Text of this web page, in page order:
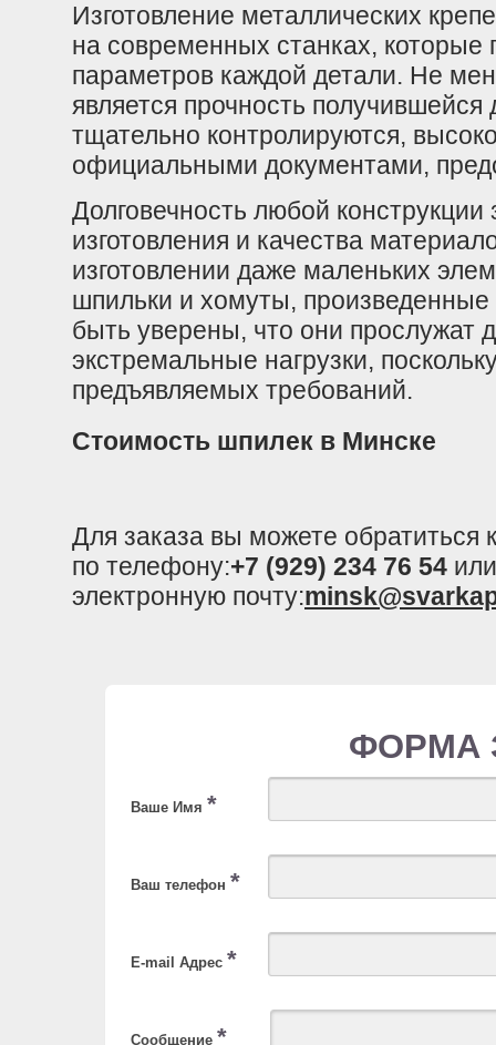
Изготовление металлических
на современных станках, которые
параметров каждой детали. Не
является прочность получившейся
тщательно контролируются,
официальными документами,
Долговечность любой конструкции
изготовления и качества
изготовлении даже маленьких
шпильки и хомуты,
быть уверены, что они прослужат
экстремальные нагрузки,
предъявляемых требований.
Стоимость шпилек в Минске
Для заказа вы можете
по телефону:+7 (929) 234 76 54
электронную почту:
ФОРМА
Ваше Имя *
Ваш телефон *
E-mail Адрес *
Сообщение *